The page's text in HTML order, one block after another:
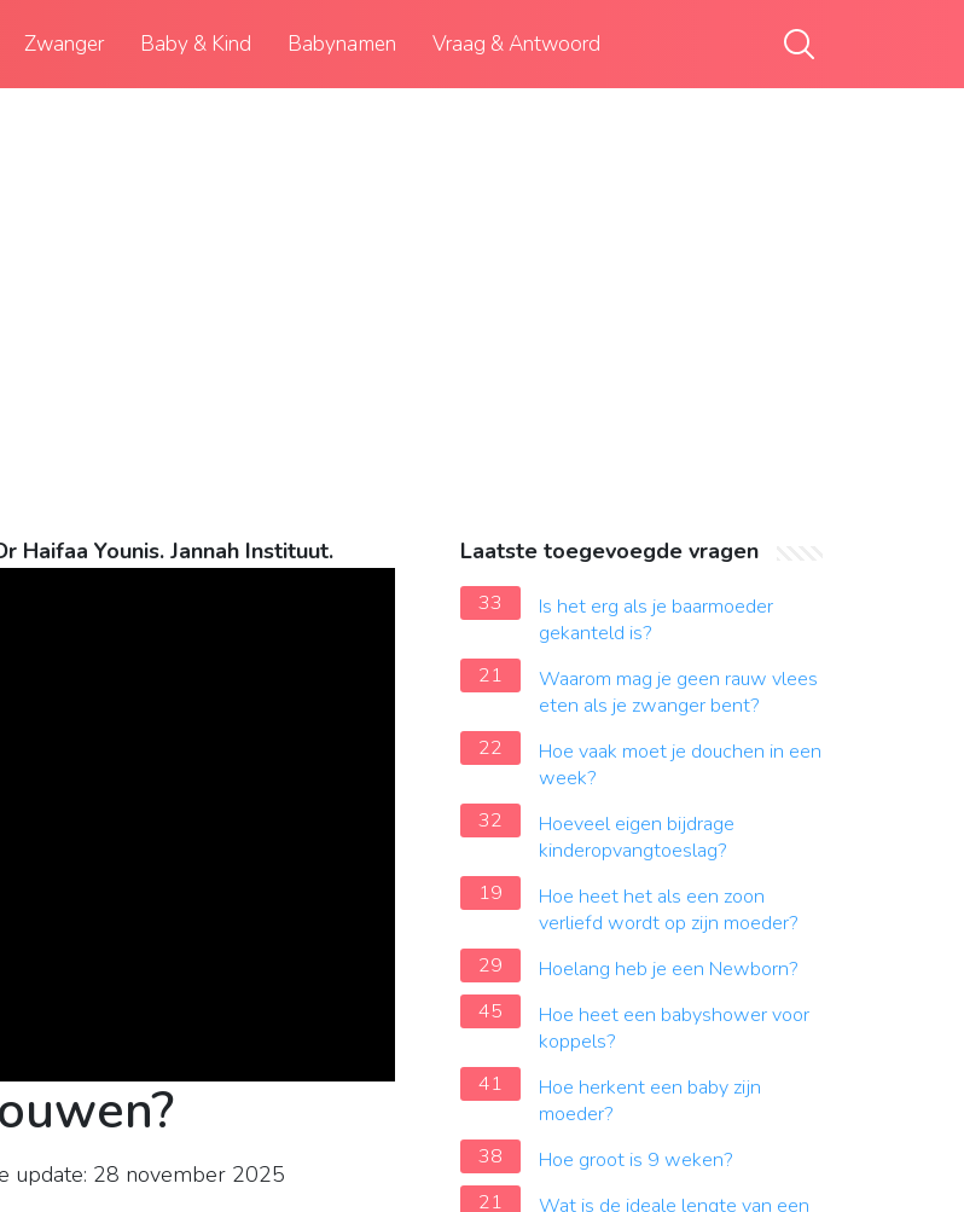
Zwanger Baby & Kind Babynamen Vraag & Antwoord
Haifaa Younis. Jannah Instituut.
update: 28 november 2025
Laatste toegevoegde vragen
33
Is het erg als je baarmoeder
gekanteld is?
21
Waarom mag je geen rauw vlees
eten als je zwanger bent?
22
Hoe vaak moet je douchen in een
week?
32
Hoeveel eigen bijdrage
kinderopvangtoeslag?
19
Hoe heet het als een zoon
verliefd wordt op zijn moeder?
29
Hoelang heb je een Newborn?
45
Hoe heet een babyshower voor
koppels?
41
Hoe herkent een baby zijn
moeder?
38
Hoe groot is 9 weken?
21
Wat is de ideale lengte van een